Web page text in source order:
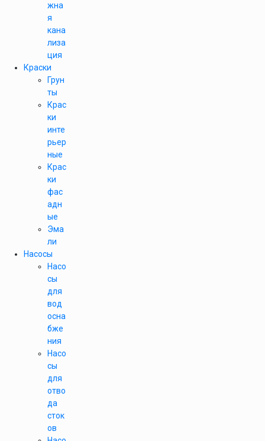
жна
я
кана
лиза
ция
Краски
Грун
ты
Крас
ки
инте
рьер
ные
Крас
ки
фас
адн
ые
Эма
ли
Насосы
Насо
сы
для
вод
осна
бже
ния
Насо
сы
для
отво
да
сток
ов